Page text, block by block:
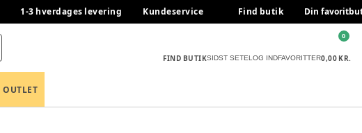
1-3 hverdages levering Kundeservice Find butik Din
FIND BUTIKSIDST SETELOG INDFAVORITTER0,00 KR.
0
OUTLET